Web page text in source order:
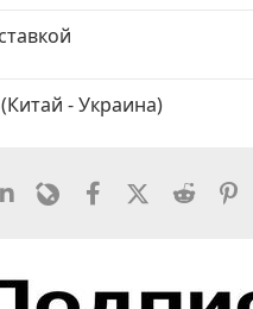
- Украина)
LinkedinLivejournalFacebookX (Twitter)
Reddit